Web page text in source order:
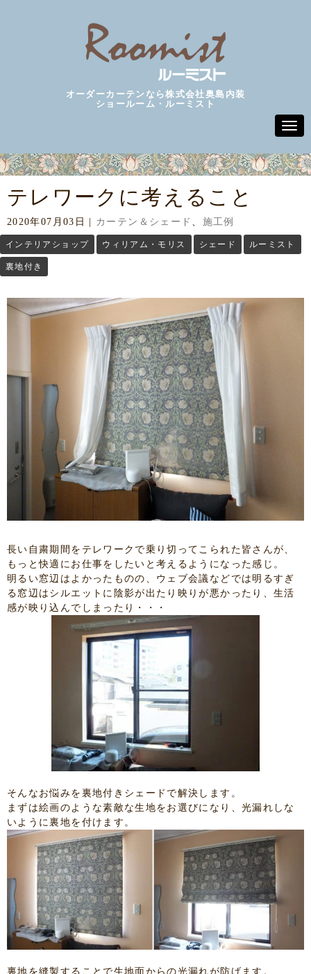
オーダーカーテンなら株式会社奥島内装
ショールーム・ルーミスト
N
a
i
g
テレワークに考えること
2020年07月03日 | カーテン＆シェード 施工例
インテリアショップ ウィリアム・モリス シェード ルーミスト
裏地付き
長い自粛期間をテレワークで乗り切ってこられた皆さんが、
もっと快適にお仕事をしたいと考えるようになった感じ。
明るい窓辺はよかったものの、ウェブ会議などでは明るすぎ
る窓辺はシルエットに陰影が出たり映りが悪かったり、生活
感が映り込んでしまったり・・・
そんなお悩みを裏地付きシェードで解決します。
まずは絵画のような素敵な生地をお選びになり、光漏れしな
いように裏地を付けます。
裏地を縫製することで生地面からの光漏れが防げます。